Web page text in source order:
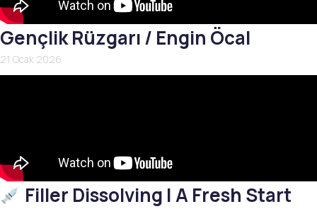
Gençlik Rüzgarı / Engin Öcal
21 Ocak 2026
Filler Dissolving | A Fresh Start